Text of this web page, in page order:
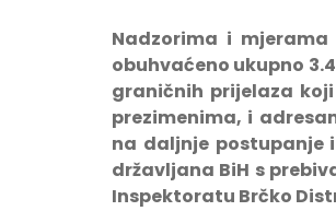
Nadzorima i
obuhvaćeno ukupno
graničnih prijelaza
prezimenima, i
na daljnje postupanje
državljana BiH s
Inspektoratu Brčko